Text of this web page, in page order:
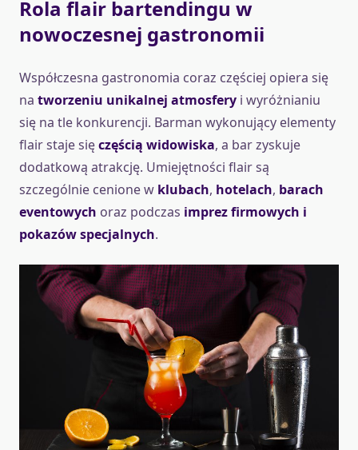
Rola flair bartendingu w
nowoczesnej gastronomii
Współczesna gastronomia coraz częściej opiera się
na tworzeniu unikalnej atmosfery i wyróżnianiu
się na tle konkurencji. Barman wykonujący elementy
flair staje sięczęścią widowiska, a bar zyskuje
dodatkową atrakcję. Umiejętności flair są
szczególnie cenione w klubach, hotelach, barach
eventowych oraz podczas imprez firmowych i
pokazów specjalnych.